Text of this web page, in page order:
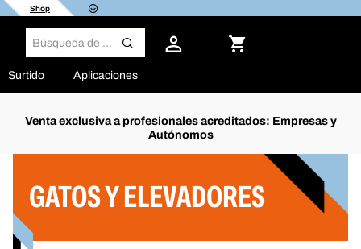
Shop
Surtido Aplicaciones
Venta exclusiva a profesionales acreditados: Empresas y
Autónomos
GATOS Y ELEVADORES
Filtro